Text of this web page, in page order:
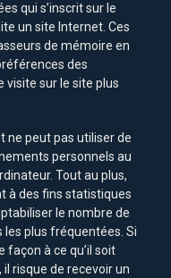
qui s’inscrit sur le
un site Internet. Ces
de mémoire en
des
visite sur le site plus
ne peut pas utiliser de
personnels au
Tout au plus,
à des fins statistiques
le nombre de
les plus fréquentées. Si
façon à ce qu’il soit
risque de recevoir un